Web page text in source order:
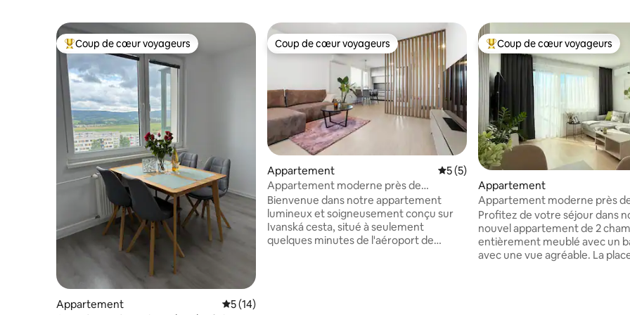
Coups de cœur voyageurs les plus appréciés
Coup de cœur voyageurs
Appartement Évaluation moyenne sur la base de 14 commentaires : 5 sur 5
5 (14)
Coup de cœur voyageurs
Coup de cœur voyageurs
Appartement Évaluation moyenne sur la base de 5
5 (5)
Appartement moderne près de
l'aéroport avec parking
Bienvenue dans notre appartement
lumineux et soigneusement conçu sur
Ivanská cesta, situé à seulement
quelques minutes de l'aéroport de
Coups de cœur voyageurs les
Coup de cœur voyageurs
Appartement
Appartement moderne près
l'aéroport et à quelques pas du
Profitez de votre séjour dans
nouvel appartement de 2
entièrement meublé avec un
avec une vue agréable. La place de